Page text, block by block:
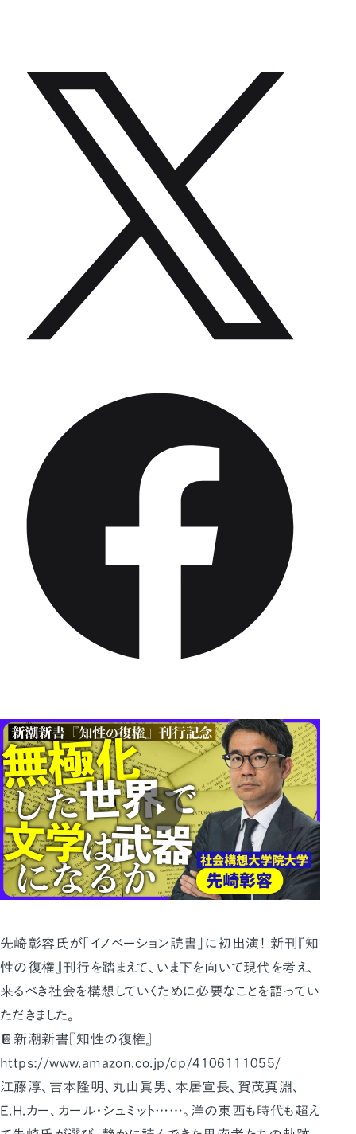
先崎彰容氏が「イノベーション読書」に初出演！ 新刊『知
性の復権』刊行を踏まえて、いま下を向いて現代を考え、
来るべき社会を構想していくために必要なことを語ってい
ただきました。
📔新潮新書『知性の復権』
https://www.amazon.co.jp/dp/4106111055/
江藤淳、吉本隆明、丸山眞男、本居宣長、賀茂真淵、
E.H.カー、カール・シュミット……。洋の東西も時代も超え